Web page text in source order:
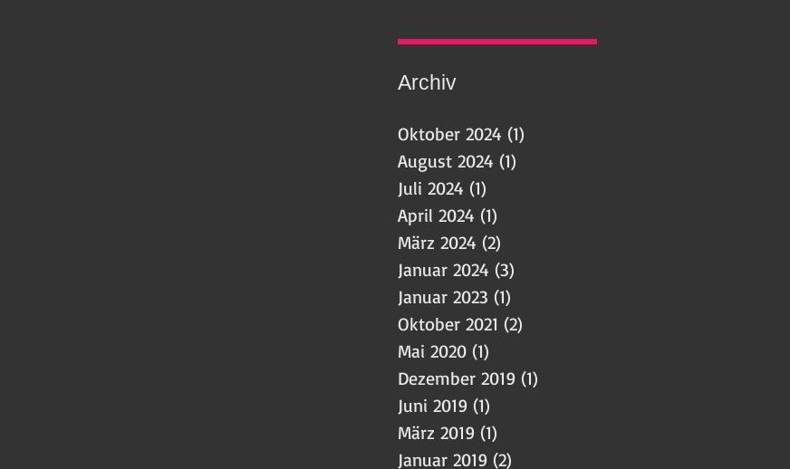
Archiv
Oktober 2024 (1)
August 2024 (1)
Juli 2024 (1)
April 2024 (1)
März 2024 (2)
Januar 2024 (3)
Januar 2023 (1)
Oktober 2021 (2)
Mai 2020 (1)
Dezember 2019 (1)
Juni 2019 (1)
März 2019 (1)
Januar 2019 (2)